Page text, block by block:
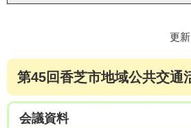
更
第45回香芝市地域公共交通
会議資料